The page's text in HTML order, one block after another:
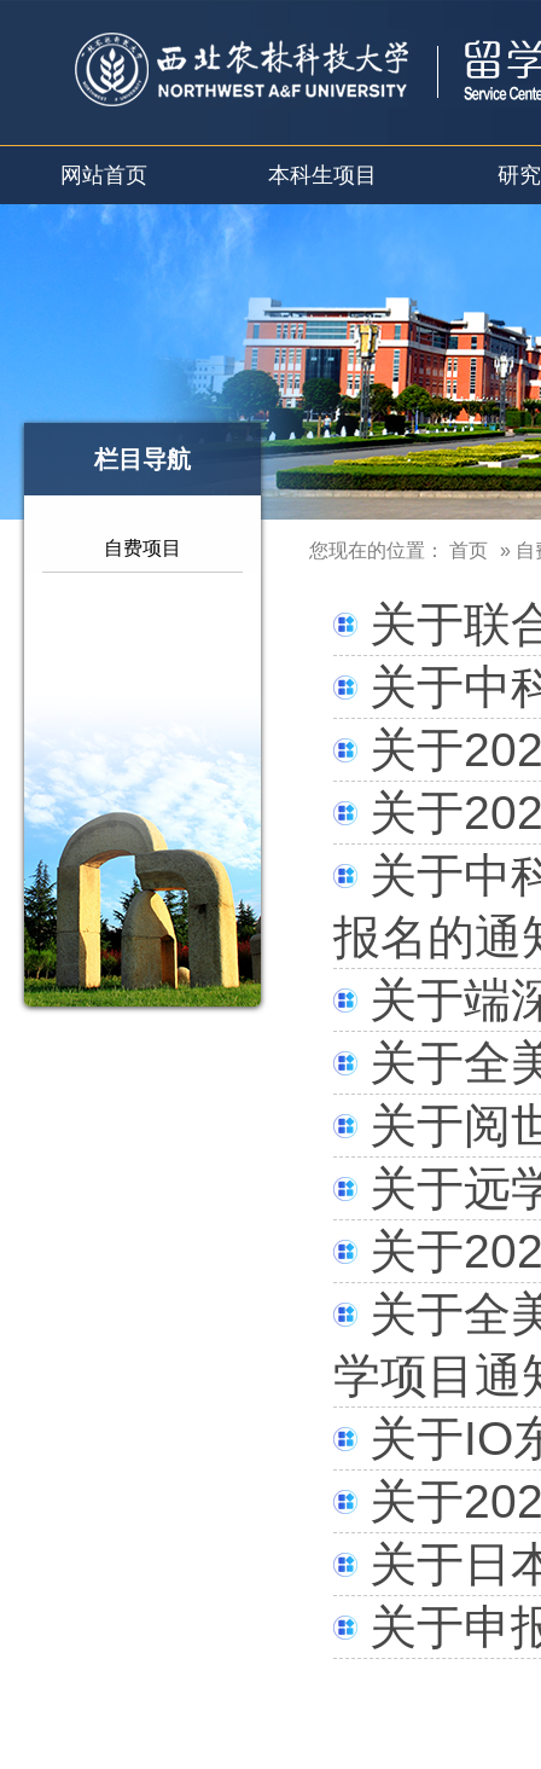
网站首页 本科生项目 研
栏目导航
自费项目 您现在的位置： 首页 » 自
关于联
关于中
关于
关于
关于中
报名的通
关于端
关于全
关于阅
关于远
关于
关于全
学项目通
关于IO
关于
关于日
关于申